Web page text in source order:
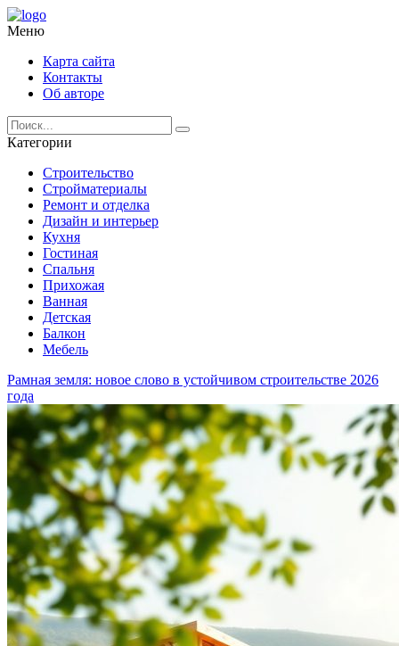
Меню
Карта сайта
Контакты
Об авторе
Категории
Строительство
Стройматериалы
Ремонт и отделка
Дизайн и интерьер
Кухня
Гостиная
Спальня
Прихожая
Ванная
Детская
Балкон
Мебель
Рамная земля: новое слово в устойчивом строительстве 2026
года